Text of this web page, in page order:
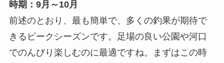
時期：9月～10月
前述のとおり、最も簡単で、多くの釣果が期待で
きるピークシーズンです。足場の良い公園や河口
でのんびり楽しむのに最適ですね。まずはこの時